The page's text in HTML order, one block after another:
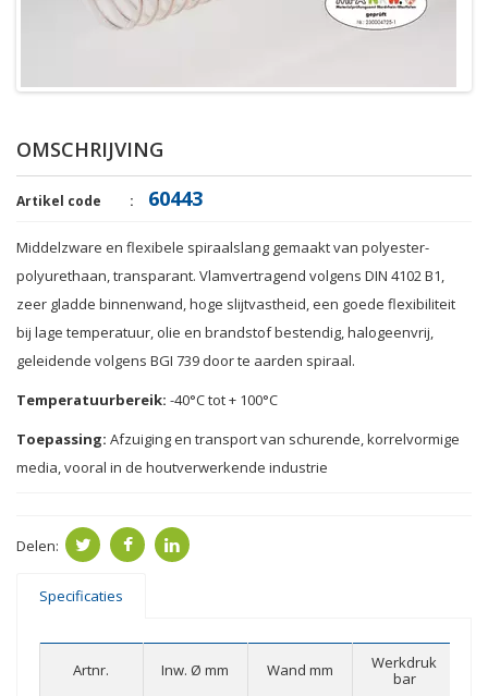
OMSCHRIJVING
Artikel code 60443
Middelzware en flexibele spiraalslang gemaakt van polyester-
polyurethaan,transparant. Vlamvertragend volgens DIN 4102B1,
zeer gladde binnenwand,hoge slijtvastheid, een goede flexibiliteit
bij lage temperatuur, olie en brandstofbestendig,halogeenvrij,
geleidende volgens BGI 739 door te aarden spiraal.
Temperatuurbereik: -40°Ctot + 100°C
Toepassing: Afzuigingen transport van schurende,korrelvormige
media,vooral in de houtverwerkende industrie
Delen:
Specificaties
Artnr. Inw. Ø mm Wand mm
Werkdruk
bar